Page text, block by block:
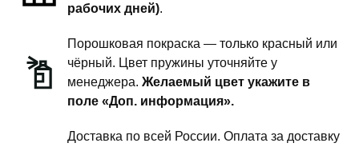
рабочих дней).
Порошковая покраска — только красный или
чёрный. Цвет пружины уточняйте у
менеджера. Желаемый цвет укажите в
поле «Доп. информация».
Доставка по всей России. Оплата за доставку